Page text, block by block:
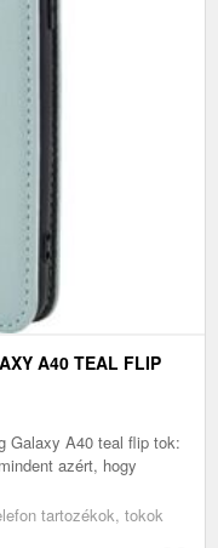
A40 TEAL FLIP
Galaxy A40 teal flip tok:
azért, hogy
tartozékok, tokok